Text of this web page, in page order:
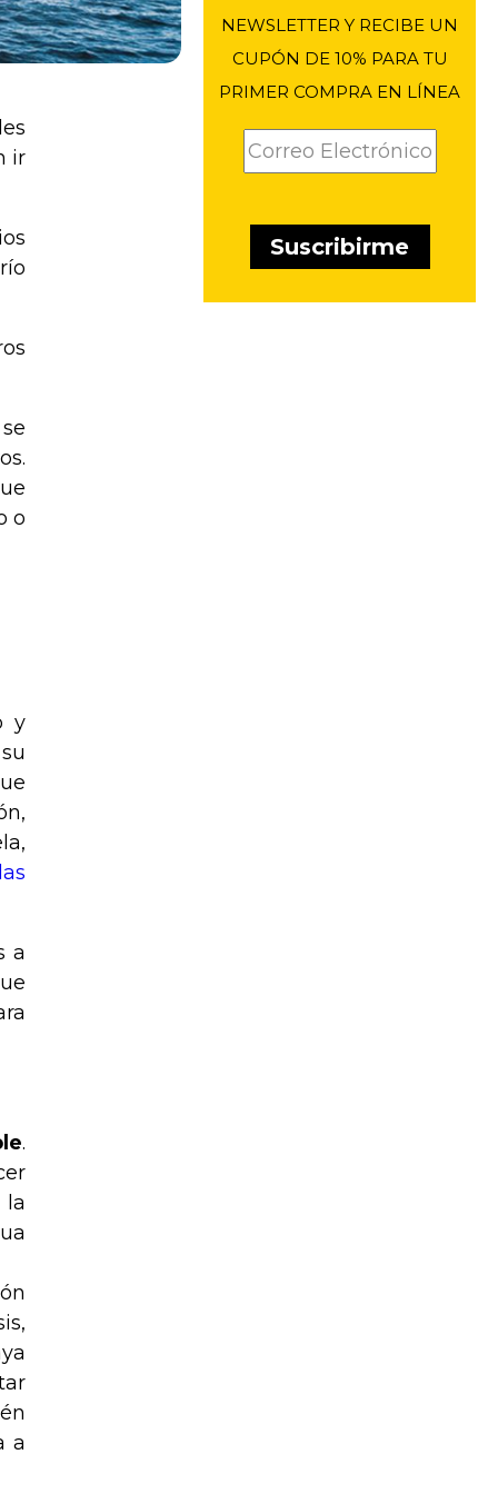
ir
o
y
a
.
la
a
NEWSLETTER Y RECIBE UN
CUPÓN DE 10% PARA TU
PRIMER COMPRA EN LÍNEA